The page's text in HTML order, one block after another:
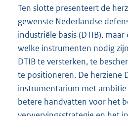
Ten slotte presenteert de
gewenste Nederlandse
industriële basis (DTIB),
welke instrumenten nodig
DTIB te versterken, te
te positioneren. De herziene
instrumentarium met
betere handvatten voor het